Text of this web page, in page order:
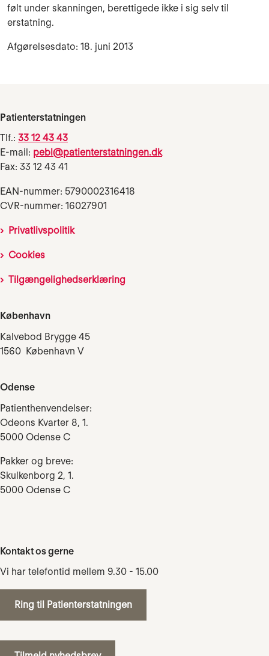
følt under skanningen, berettigede ikke i sig selv til
erstatning.
Afgørelsesdato: 18. juni 2013
Patienterstatningen
Tlf.: 33 12 43 43
E-mail: pebl@patienterstatningen.dk
Fax: 33 12 43 41
EAN-nummer: 5790002316418
CVR-nummer: 16027901
Privatlivspolitik
Cookies
Tilgængelighedserklæring
København
Kalvebod Brygge 45
1560 København V
Odense
Patienthenvendelser:
Odeons Kvarter 8, 1.
5000 Odense C
Pakker og breve:
Skulkenborg 2, 1.
5000 Odense C
Kontakt os gerne
Vi har telefontid mellem 9.30 - 15.00
Ring til Patienterstatningen